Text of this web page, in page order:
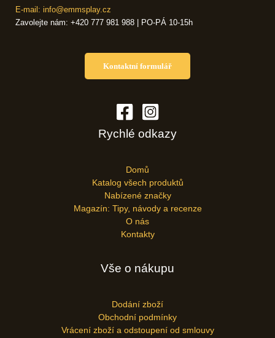
E-mail: info@emmsplay.cz
Zavolejte nám: +420 777 981 988 | PO-PÁ 10-15h
Kontaktní formulář
Rychlé odkazy
Domů
Katalog všech produktů
Nabízené značky
Magazín: Tipy, návody a recenze
O nás
Kontakty
Vše o nákupu
Dodání zboží
Obchodní podmínky
Vrácení zboží a odstoupení od smlouvy